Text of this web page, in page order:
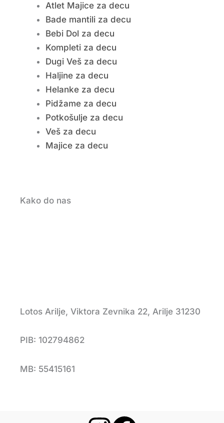
Atlet Majice za decu
Bade mantili za decu
Bebi Dol za decu
Kompleti za decu
Dugi Veš za decu
Haljine za decu
Helanke za decu
Pidžame za decu
Potkošulje za decu
Veš za decu
Majice za decu
Kako do nas
Lotos Arilje, Viktora Zevnika 22, Arilje 31230
PIB: 102794862
MB: 55415161